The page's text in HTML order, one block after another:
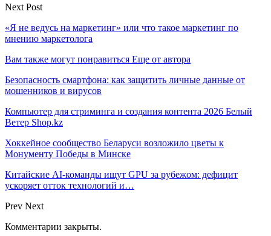
Next Post
«Я не ведусь на маркетинг» или что такое маркетинг по
мнению маркетолога
Вам также могут понравиться Еще от автора
Безопасность смартфона: как защитить личные данные от
мошенников и вирусов
Компьютер для стриминга и создания контента 2026 Белый
Ветер Shop.kz
Хоккейное сообщество Беларуси возложило цветы к
Монументу Победы в Минске
Китайские AI-команды ищут GPU за рубежом: дефицит
ускоряет отток технологий и…
Prev Next
Комментарии закрыты.